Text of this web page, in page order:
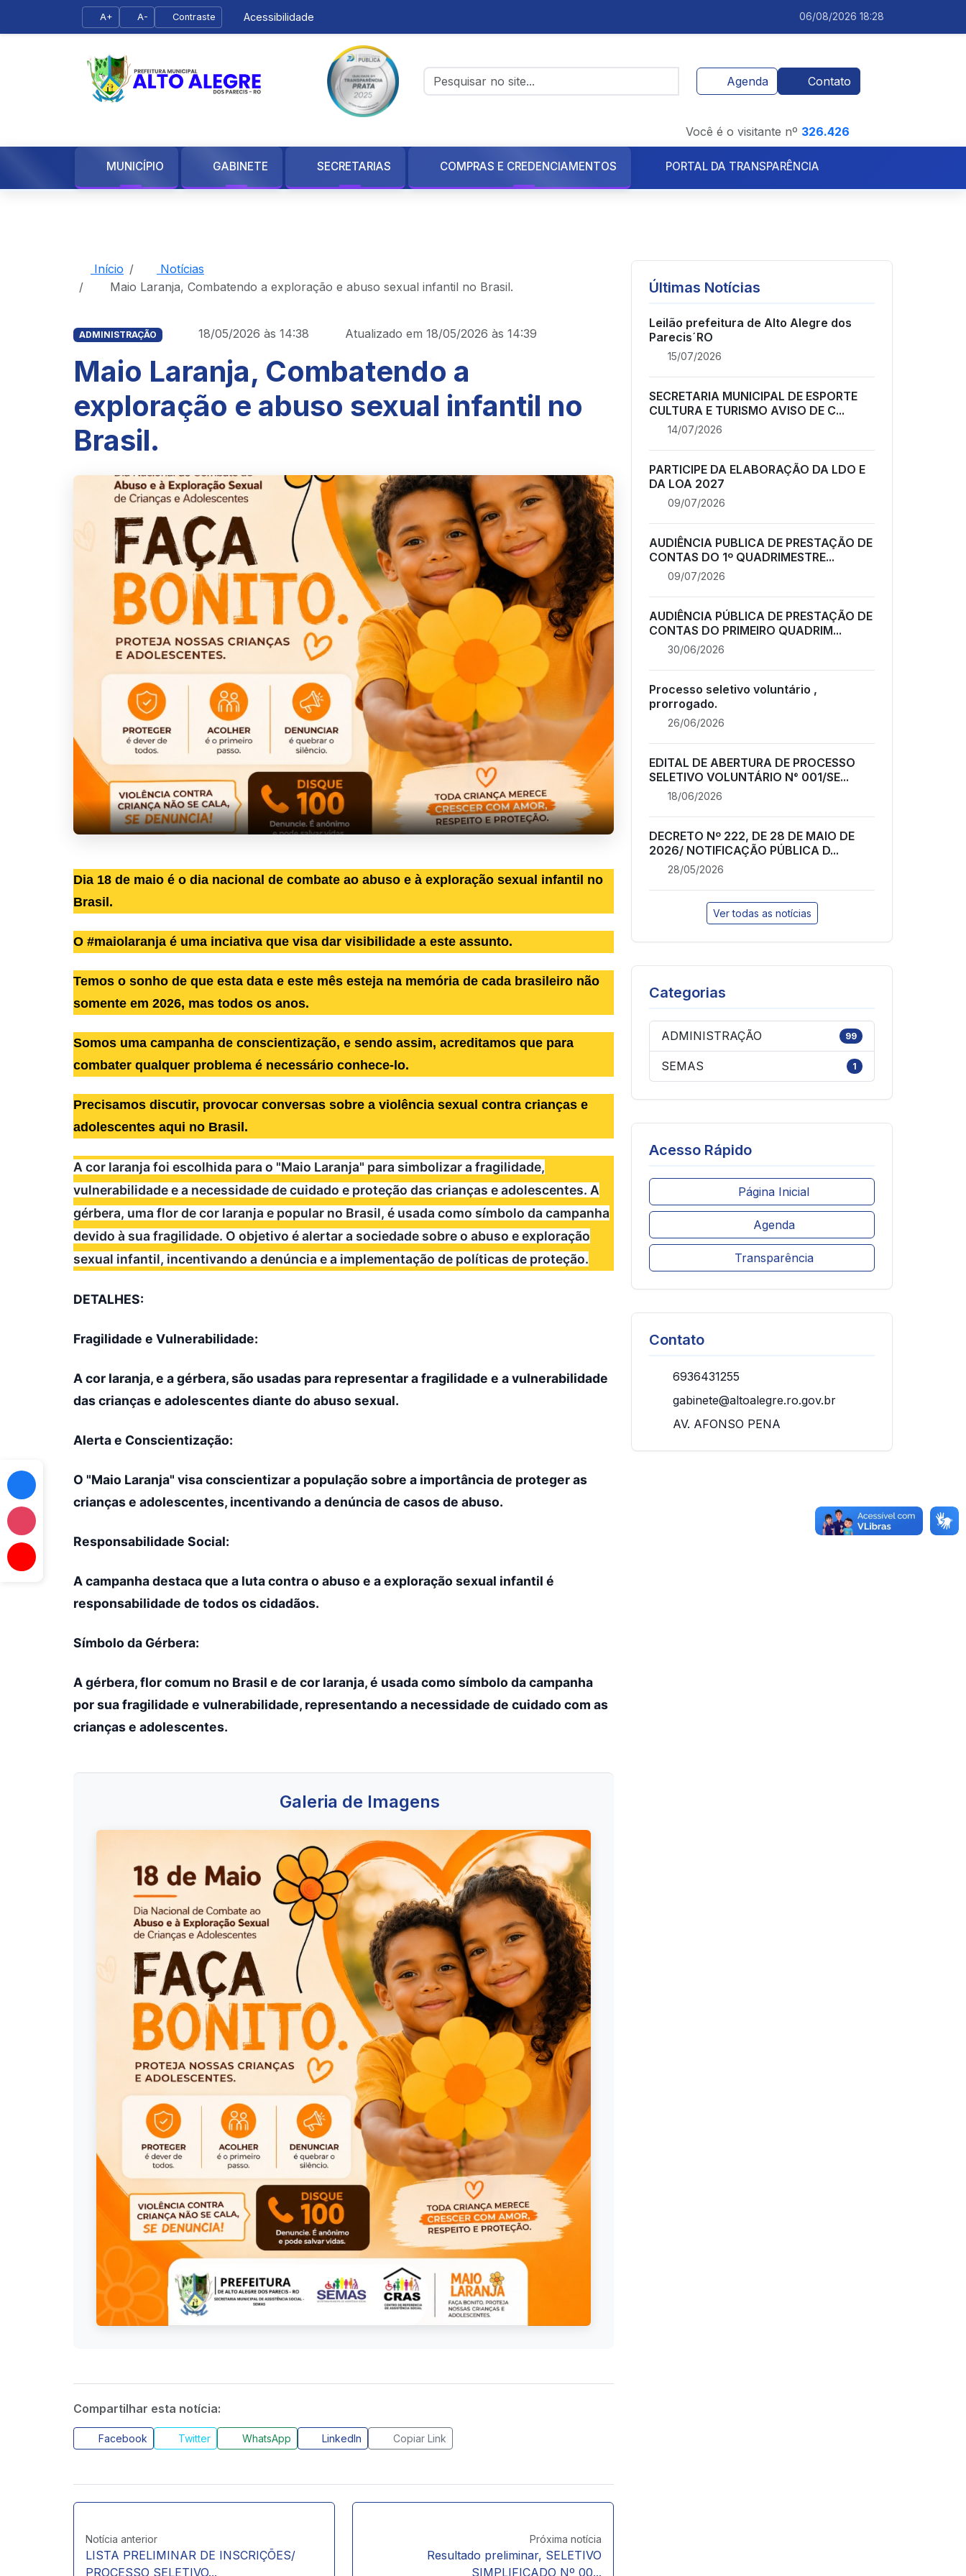
A+ A- Contraste Acessibilidade 06/08/2026 18:28
Agenda Contato
Você é o visitante nº 326.426
MUNICÍPIO GABINETE SECRETARIAS COMPRAS E CREDENCIAMENTOS PORTAL DA TRANSPARÊNCIA
Início
Notícias
Maio Laranja, Combatendo a exploração e abuso sexual infantil no Brasil.
ADMINISTRAÇÃO 18/05/2026 às 14:38 Atualizado em 18/05/2026 às 14:39
Maio Laranja, Combatendo a
exploração e abuso sexual infantil no
Brasil.
Dia 18 de maio é o dia nacional de combate ao abuso e à exploração sexual infantil no
Brasil.
O #maiolaranja é uma inciativa que visa dar visibilidade a este assunto.
Temos o sonho de que esta data e este mês esteja na memória de cada brasileiro não
somente em 2026, mas todos os anos.
Somos uma campanha de conscientização, e sendo assim, acreditamos que para
combater qualquer problema é necessário conhece-lo.
Precisamos discutir, provocar conversas sobre a violência sexual contra crianças e
adolescentes aqui no Brasil.
A cor laranja foi escolhida para o "Maio Laranja" para simbolizar a fragilidade,
vulnerabilidade e a necessidade de cuidado e proteção das crianças e adolescentes. A
gérbera, uma flor de cor laranja e popular no Brasil, é usada como símbolo da campanha
devido à sua fragilidade. O objetivo é alertar a sociedade sobre o abuso e exploração
sexual infantil, incentivando a denúncia e a implementação de políticas de proteção.
DETALHES:
Fragilidade e Vulnerabilidade:
A cor laranja, e a gérbera, são usadas para representar a fragilidade e a vulnerabilidade
das crianças e adolescentes diante do abuso sexual.
Alerta e Conscientização:
O "Maio Laranja" visa conscientizar a população sobre a importância de proteger as
crianças e adolescentes, incentivando a denúncia de casos de abuso.
Responsabilidade Social:
A campanha destaca que a luta contra o abuso e a exploração sexual infantil é
responsabilidade de todos os cidadãos.
Símbolo da Gérbera:
A gérbera, flor comum no Brasil e de cor laranja, é usada como símbolo da campanha
por sua fragilidade e vulnerabilidade, representando a necessidade de cuidado com as
crianças e adolescentes.
Galeria de Imagens
Compartilhar esta notícia:
Facebook Twitter WhatsApp LinkedIn Copiar Link
Notícia anterior
LISTA PRELIMINAR DE INSCRIÇÕES/
PROCESSO SELETIVO...
Próxima notícia
Resultado preliminar, SELETIVO
SIMPLIFICADO Nº 00...
Últimas Notícias
Leilão prefeitura de Alto Alegre dos
Parecis´RO
15/07/2026
SECRETARIA MUNICIPAL DE ESPORTE
CULTURA E TURISMO AVISO DE C...
14/07/2026
PARTICIPE DA ELABORAÇÃO DA LDO E
DA LOA 2027
09/07/2026
AUDIÊNCIA PUBLICA DE PRESTAÇÃO DE
CONTAS DO 1º QUADRIMESTRE...
09/07/2026
AUDIÊNCIA PÚBLICA DE PRESTAÇÃO DE
CONTAS DO PRIMEIRO QUADRIM...
30/06/2026
Processo seletivo voluntário ,
prorrogado.
26/06/2026
EDITAL DE ABERTURA DE PROCESSO
SELETIVO VOLUNTÁRIO N° 001/SE...
18/06/2026
DECRETO Nº 222, DE 28 DE MAIO DE
2026/ NOTIFICAÇÃO PÚBLICA D...
28/05/2026
Ver todas as notícias
Categorias
ADMINISTRAÇÃO 99
SEMAS 1
Acesso Rápido
Página Inicial
Agenda
Transparência
Contato
6936431255
gabinete@altoalegre.ro.gov.br
AV. AFONSO PENA